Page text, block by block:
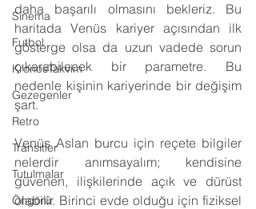
Sinema
Futbol
KronosTakvim
Gezegenler
Retro
Transitler
Tutulmalar
Öngörü
daha başarılı olmasını bekleriz. Bu
haritada Venüs kariyer açısından ilk
gösterge olsa da uzun vadede sorun
çıkarabilecek bir parametre. Bu
nedenle kişinin kariyerinde bir değişim
şart.
Venüs Aslan burcu için reçete bilgiler
nelerdir anımsayalım; kendisine
güvenen, ilişkilerinde açık ve dürüst
olabilir. Birinci evde olduğu için fiziksel